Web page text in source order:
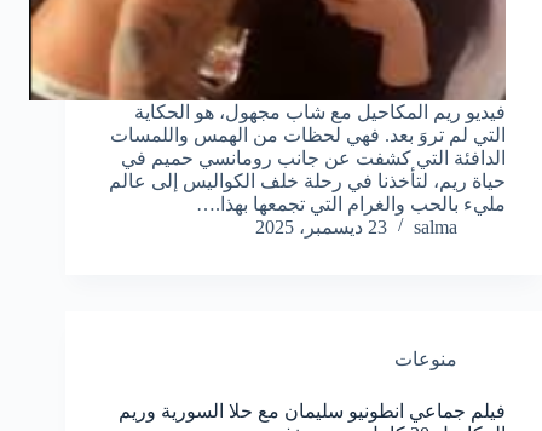
فيديو ريم المكاحيل مع شاب مجهول، هو الحكاية
التي لم تروَ بعد. فهي لحظات من الهمس واللمسات
الدافئة التي كشفت عن جانب رومانسي حميم في
حياة ريم، لتأخذنا في رحلة خلف الكواليس إلى عالم
مليء بالحب والغرام التي تجمعها بهذا.…
salma
23 ديسمبر، 2025
منوعات
فيلم جماعي انطونيو سليمان مع حلا السورية وريم